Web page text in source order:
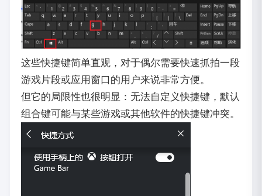
这些快捷键简单直观，对于偶尔需要快速抓拍一段
游戏片段或应用窗口的用户来说非常方便。
但它的局限性也很明显：无法自定义快捷键，默认
组合键可能与某些游戏或其他软件的快捷键冲突。